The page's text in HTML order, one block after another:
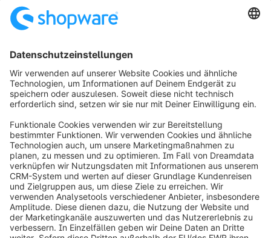
Technische Probleme
info@shopware.com
Über Shopware
Produkt